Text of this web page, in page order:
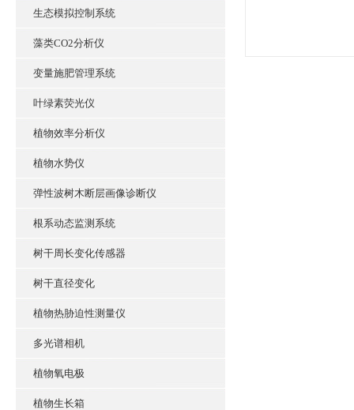
生态模拟控制系统
藻类CO2分析仪
变量施肥管理系统
叶绿素荧光仪
植物效率分析仪
植物水势仪
弹性波树木断层画像诊断仪
根系动态监测系统
树干周长变化传感器
树干直径变化
植物热胁迫性测量仪
多光谱相机
植物氧电极
植物生长箱